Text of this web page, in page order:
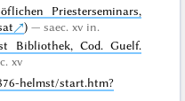
Priesterseminars,
)
saec. xv in.
Bibliothek, Cod. Guelf.
xv
helmst/start.htm?